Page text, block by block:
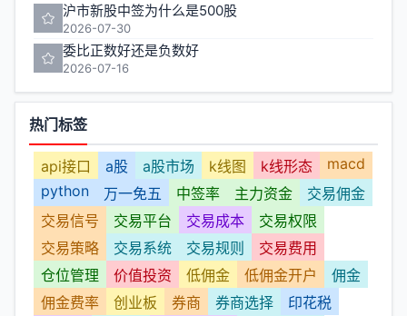
沪市新股中签为什么是500股
2026-07-30
委比正数好还是负数好
2026-07-16
热门标签
api接口 a股 a股市场 k线图 k线形态
macd
python
万一免五 中签率 主力资金
交易佣金
交易信号
交易平台 交易成本
交易权限
交易策略
交易系统 交易规则
交易费用
仓位管理
价值投资 低佣金 低佣金开户
佣金
佣金费率
创业板 券商 券商选择
印花税